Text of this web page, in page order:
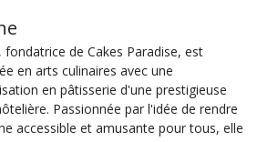
fondatrice de Cakes Paradise, est
en arts culinaires avec une
en pâtisserie d'une prestigieuse
Passionnée par l'idée de rendre
accessible et amusante pour tous, elle